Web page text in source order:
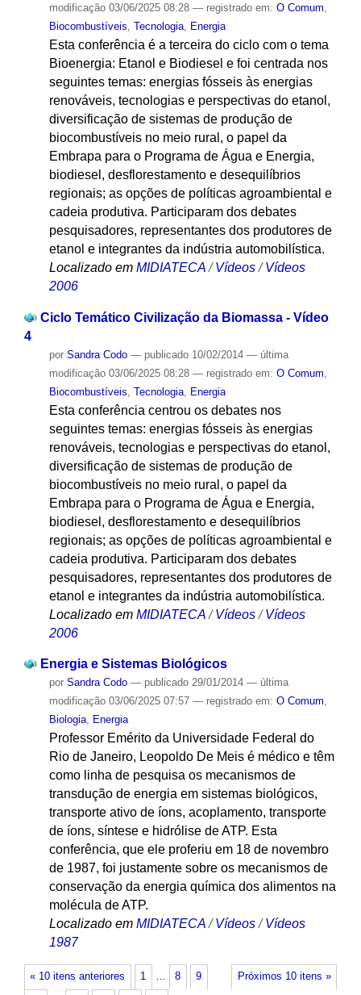
modificação03/06/2025 08:28 — registrado em: O Comum
Biocombustíveis Tecnologia, Energia
Esta conferência é a terceira do ciclo com o tema
Bioenergia: Etanol e Biodiesel e foi centrada nos
seguintes temas: energias fósseis às energias
renováveis, tecnologias e perspectivas do etanol,
diversificação de sistemas de produção de
biocombustíveis no meio rural, o papel da
Embrapa para o Programa de Água e Energia,
biodiesel, desflorestamento e desequilíbrios
regionais; as opções de políticas agroambiental e
cadeia produtiva. Participaram dos debates
pesquisadores, representantes dos produtores de
etanol e integrantes da indústria automobilística.
Localizado em MIDIATECA /Vídeos /Vídeos
2006
Ciclo Temático Civilização da Biomassa - Vídeo
4
por Sandra Codo — publicado10/02/2014 — última
modificação03/06/2025 08:28 — registrado em: O Comum
Biocombustíveis Tecnologia, Energia
Esta conferência centrou os debates nos
seguintes temas: energias fósseis às energias
renováveis, tecnologias e perspectivas do etanol,
diversificação de sistemas de produção de
biocombustíveis no meio rural, o papel da
Embrapa para o Programa de Água e Energia,
biodiesel, desflorestamento e desequilíbrios
regionais; as opções de políticas agroambiental e
cadeia produtiva. Participaram dos debates
pesquisadores, representantes dos produtores de
etanol e integrantes da indústria automobilística.
Localizado em MIDIATECA /Vídeos /Vídeos
2006
Energia e Sistemas Biológicos
por Sandra Codo — publicado29/01/2014 — última
modificação03/06/2025 07:57 — registrado em: O Comum,
Biologia, Energia
Professor Emérito da Universidade Federal do
Rio de Janeiro, Leopoldo De Meis é médico e têm
como linha de pesquisa os mecanismos de
transdução de energia em sistemas biológicos,
transporte ativo de íons, acoplamento, transporte
de íons, síntese e hidrólise de ATP. Esta
conferência, que ele proferiu em 18 de novembro
de 1987, foi justamente sobre os mecanismos de
conservação da energia química dos alimentos na
molécula de ATP.
Localizado em MIDIATECA /Vídeos /Vídeos
1987
« 10 itens anteriores Próximos 10 itens »
1 … 8 9